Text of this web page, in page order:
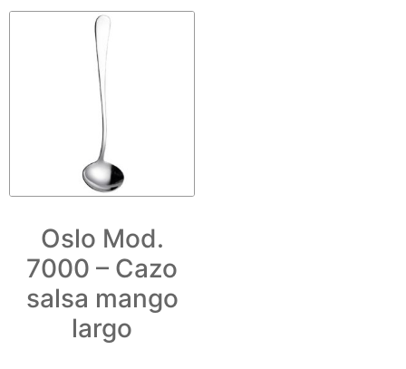
Oslo Mod.
7000 – Cazo
salsa mango
largo